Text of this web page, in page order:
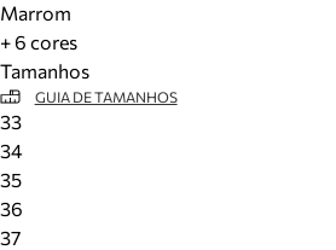
Marrom
+ 6 cores
Tamanhos
GUIA DE TAMANHOS
33
34
35
36
37